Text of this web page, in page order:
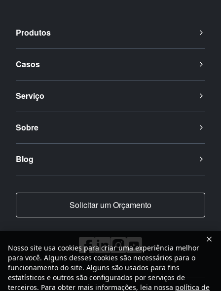
Produtos
Casos
Serviço
Sobre
Blog
Solicitar um Orçamento
Nosso site usa cookies para criar uma experiência melhor
para você. Alguns desses cookies são necessários para o
funcionamento do site. Alguns são usados para fins
estatísticos e outros são configurados por serviços de
terceiros. Para obter mais informações, leia nossa política de